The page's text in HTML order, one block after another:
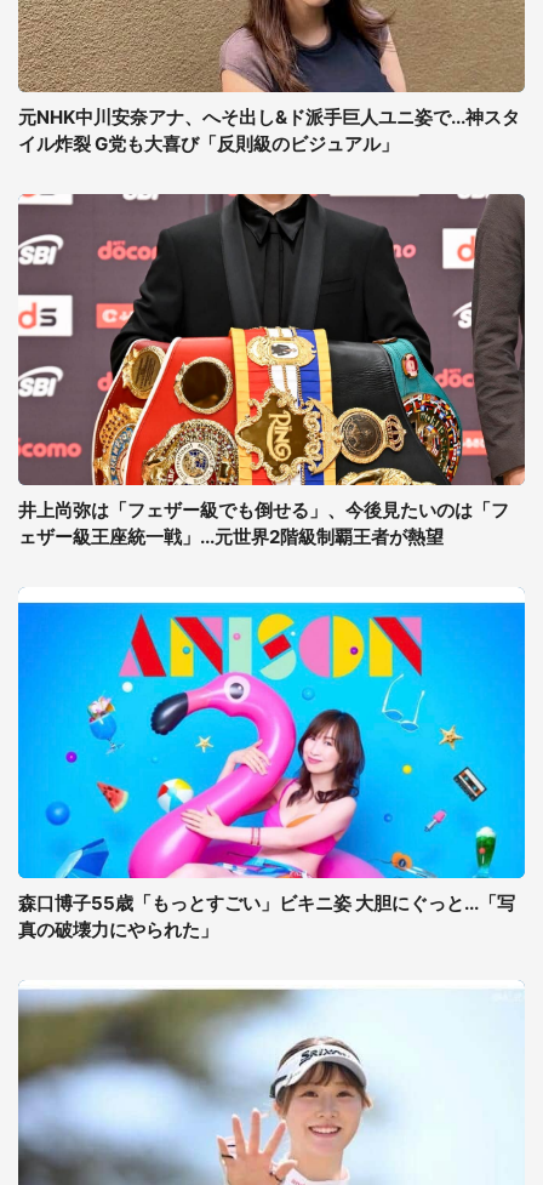
元NHK中川安奈アナ、へそ出し&ド派手巨人ユニ姿で...神スタ
イル炸裂 G党も大喜び「反則級のビジュアル」
井上尚弥は「フェザー級でも倒せる」、今後見たいのは「フ
ェザー級王座統一戦」...元世界2階級制覇王者が熱望
森口博子55歳「もっとすごい」ビキニ姿 大胆にぐっと...「写
真の破壊力にやられた」